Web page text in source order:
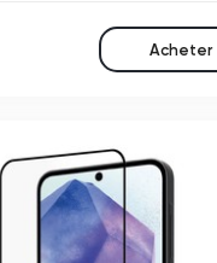
Acheter